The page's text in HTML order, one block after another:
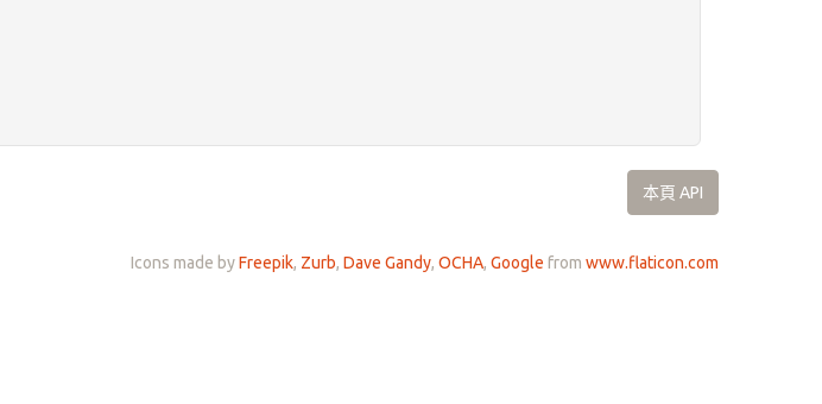
本頁 API
Icons made byFreepik, Zurb, Dave Gandy, OCHA, Google from www.flaticon.com